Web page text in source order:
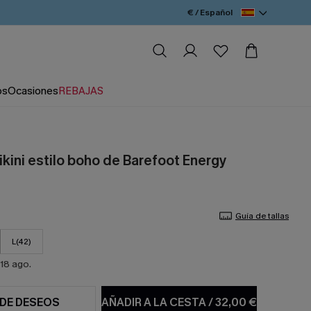
€ / Español
OcasionesREBAJAS
estilo boho de Barefoot Energy
Guía de tallas
L(42)
ago.
AÑADIR A LA CESTA/32,00 €
DESEOS